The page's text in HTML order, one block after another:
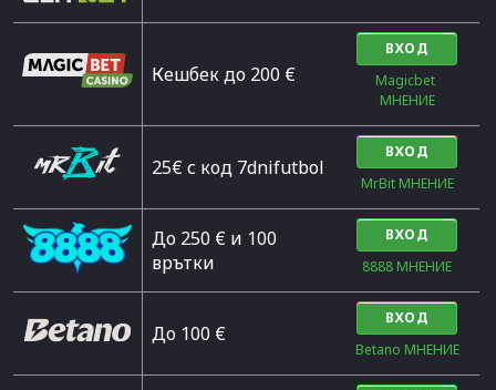
Кешбек до 200 €
ВХОД
Magicbet
МНЕНИЕ
25€ с код 7dnifutbol
ВХОД
MrBit МНЕНИЕ
До 250 € и 100
врътки
ВХОД
8888 МНЕНИЕ
Дo 100 €
ВХОД
Betano МНЕНИЕ